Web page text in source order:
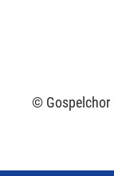
© Gospelchor